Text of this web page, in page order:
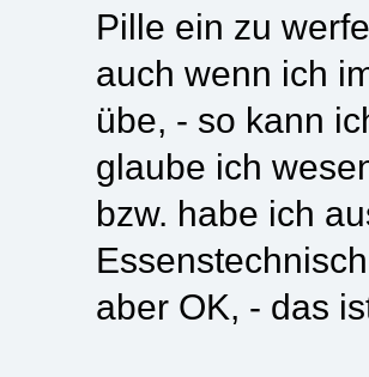
Pille ein zu
auch wenn ich
übe, - so kann
glaube ich
bzw. habe ich
aber OK, - das